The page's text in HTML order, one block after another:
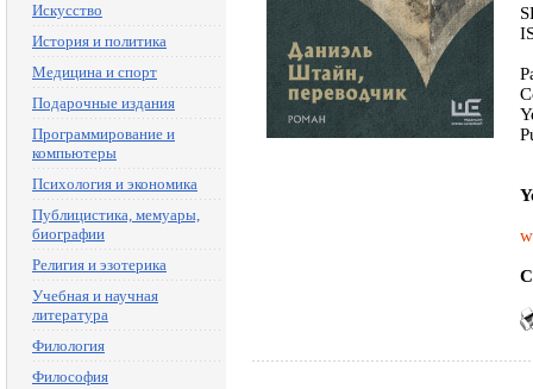
Искусство
История и политика
Медицина и спорт
Подарочные издания
Программирование и
компьютеры
Психология и экономика
Публицистика, мемуары,
биографии
Религия и эзотерика
Учебная и научная
литература
Филология
Философия